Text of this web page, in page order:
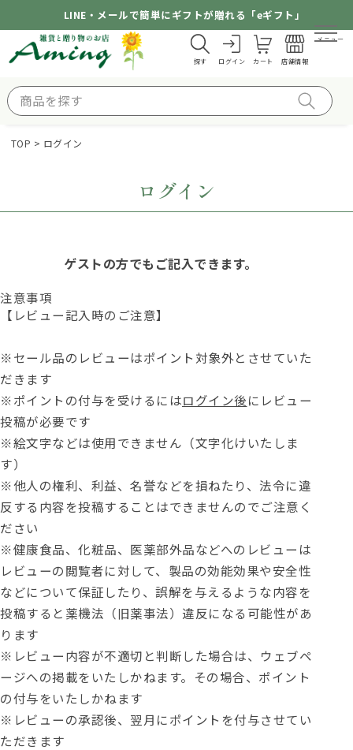
LINE・メールで簡単にギフトが贈れる「eギフト」
探す ログイン カート 店舗情報
メニュー
TOP ログイン
ログイン
ゲストの方でもご記入できます。
注意事項
【レビュー記入時のご注意】
※セール品のレビューはポイント対象外とさせていた
だきます
※ポイントの付与を受けるにはログイン後にレビュー
投稿が必要です
※絵文字などは使用できません（文字化けいたしま
す）
※他人の権利、利益、名誉などを損ねたり、法令に違
反する内容を投稿することはできませんのでご注意く
ださい
※健康食品、化粧品、医薬部外品などへのレビューは
レビューの閲覧者に対して、製品の効能効果や安全性
などについて保証したり、誤解を与えるような内容を
投稿すると薬機法（旧薬事法）違反になる可能性があ
ります
※レビュー内容が不適切と判断した場合は、ウェブペ
ージへの掲載をいたしかねます。その場合、ポイント
の付与をいたしかねます
※レビューの承認後、翌月にポイントを付与させてい
ただきます